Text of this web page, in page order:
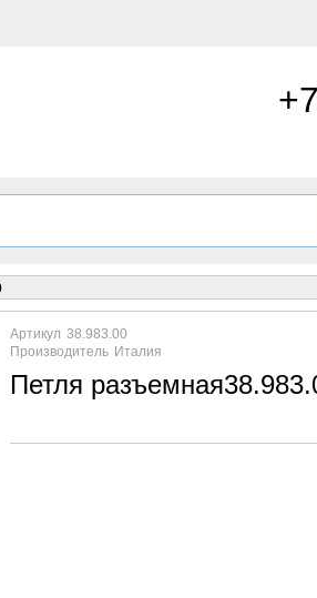
Артикул 38.983.00
Производитель Италия
Петля